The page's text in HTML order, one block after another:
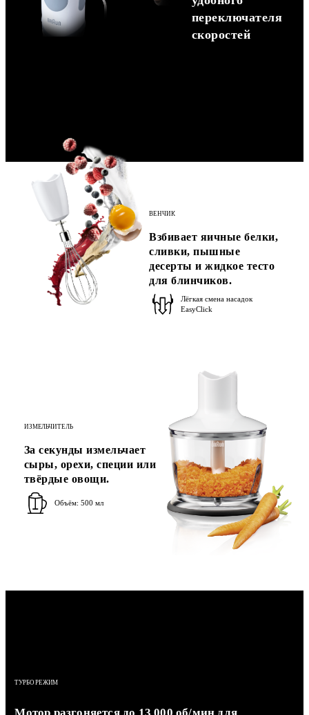
переключателя
скоростей
ВЕНЧИК
Взбивает яичные белки,
сливки, пышные
десерты и жидкое тесто
для блинчиков.
Лёгкая смена насадок
EasyClick
ИЗМЕЛЬЧИТЕЛЬ
За секунды измельчает
сыры, орехи, специи или
твёрдые овощи.
Объём: 500 мл
ТУРБО РЕЖИМ